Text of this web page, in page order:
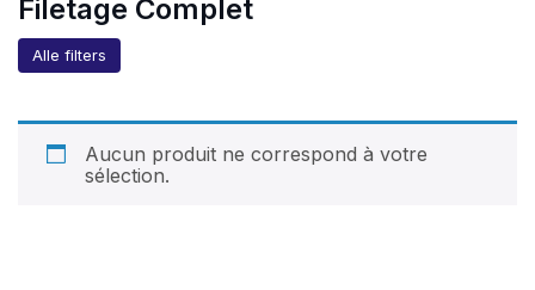
Filetage Complet
Alle filters
Aucun produit ne correspond à votre
sélection.